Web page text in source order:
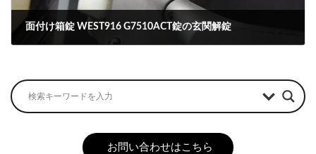
面付け箱錠 WEST916 G7510ACT錠の玄関解錠
お問い合わせはこちら